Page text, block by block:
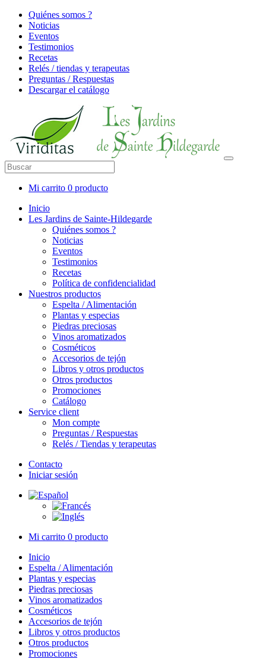
Quiénes somos ?
Noticias
Eventos
Testimonios
Recetas
Relés / tiendas y terapeutas
Preguntas / Respuestas
Descargar el catálogo
Mi carrito 0 producto
Inicio
Les Jardins de Sainte-Hildegarde
Quiénes somos ?
Noticias
Eventos
Testimonios
Recetas
Política de confidencialidad
Nuestros productos
Espelta / Alimentación
Plantas y especias
Piedras preciosas
Vinos aromatizados
Cosméticos
Accesorios de tejón
Libros y otros productos
Otros productos
Promociones
Catálogo
Service client
Mon compte
Preguntas / Respuestas
Relés / Tiendas y terapeutas
Contacto
Iniciar sesión
Mi carrito 0 producto
Inicio
Espelta / Alimentación
Plantas y especias
Piedras preciosas
Vinos aromatizados
Cosméticos
Accesorios de tejón
Libros y otros productos
Otros productos
Promociones